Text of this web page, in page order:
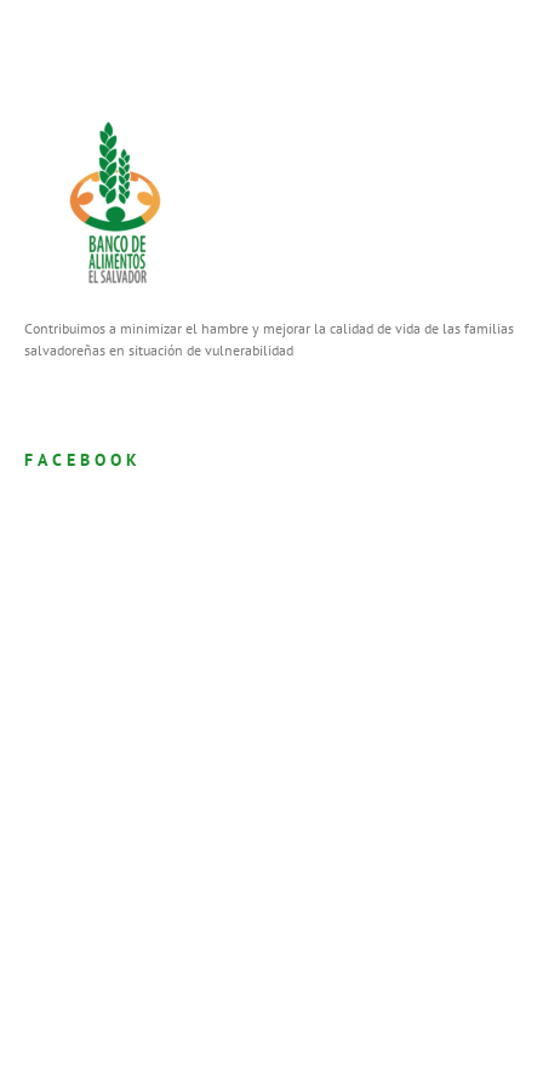
Contribuimos a minimizar el hambre y mejorar la calidad de vida de las familias
salvadoreñas en situación de vulnerabilidad
FACEBOOK